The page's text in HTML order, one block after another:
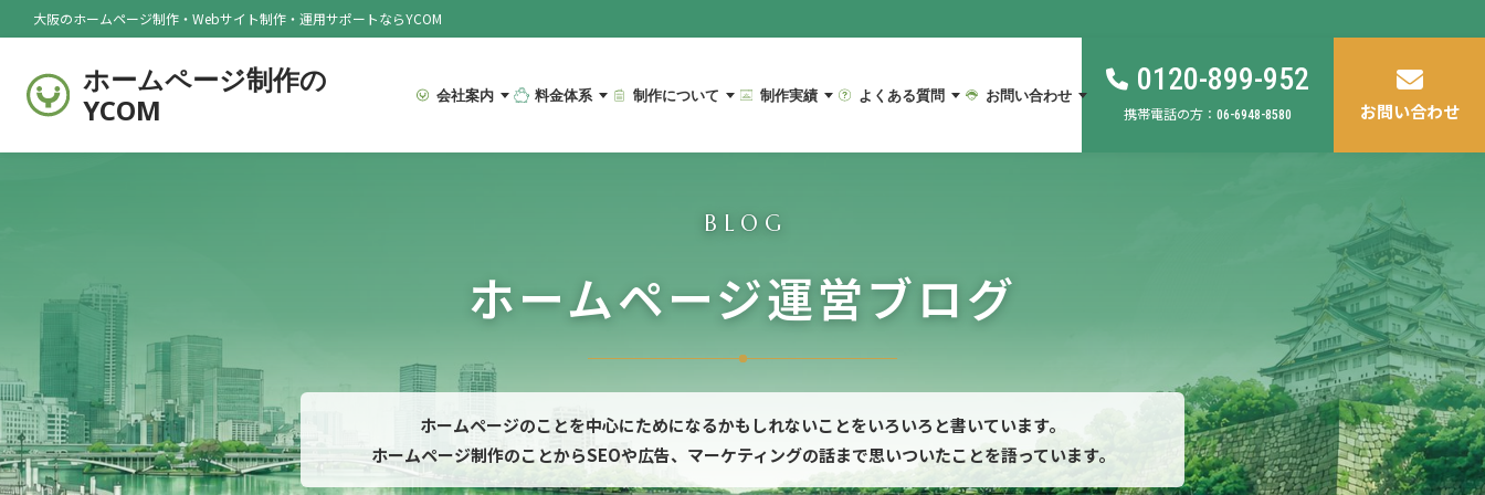
大阪のホームページ制作・Webサイト制作・運用サポートならYCOM
ホームページ制作の
YCOM
会社案内 料金体系 制作について 制作実績 よくある質問 お問い合わせ 0120-899-952
携帯電話の方： 06-6948-8580 お問い合わせ
ホームページ運営ブログ
BLOG
ホームページのことを中心にためになるかもしれないことをいろいろと書いています。
ホームページ制作のことからSEOや広告、マーケティングの話まで思いついたことを語っています。